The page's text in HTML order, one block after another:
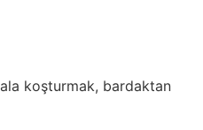
koşturmak, bardaktan